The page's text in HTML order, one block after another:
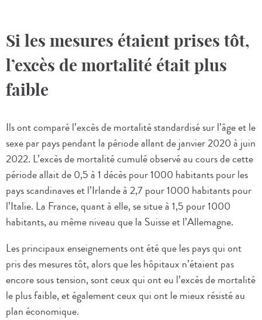
Si les mesures étaient prises tôt,
l’excès de mortalité était plus
faible
Ils ont comparé l’excès de mortalité standardisé sur l’âge et le
sexe par pays pendant la période allant de janvier 2020 à juin
2022. L’excès de mortalité cumulé observé au cours de cette
période allait de 0,5 à 1 décès pour 1000 habitants pour les
pays scandinaves et l’Irlande à 2,7 pour 1000 habitants pour
l’Italie. La France, quant à elle, se situe à 1,5 pour 1000
habitants, au même niveau que la Suisse et l’Allemagne.
Les principaux enseignements ont été que les pays qui ont
pris des mesures tôt, alors que les hôpitaux n’étaient pas
encore sous tension, sont ceux qui ont eu l’excès de mortalité
le plus faible, et également ceux qui ont le mieux résisté au
plan économique.